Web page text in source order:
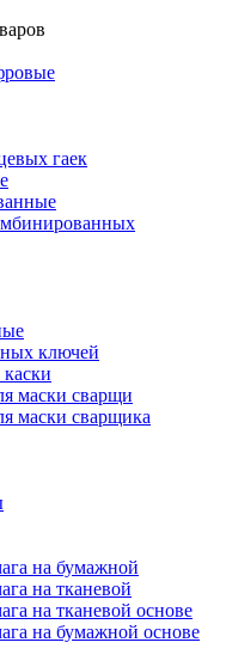
гаек
ключей
маски сварщи
маски сварщика
на бумажной
на тканевой
на тканевой основе
на бумажной основе